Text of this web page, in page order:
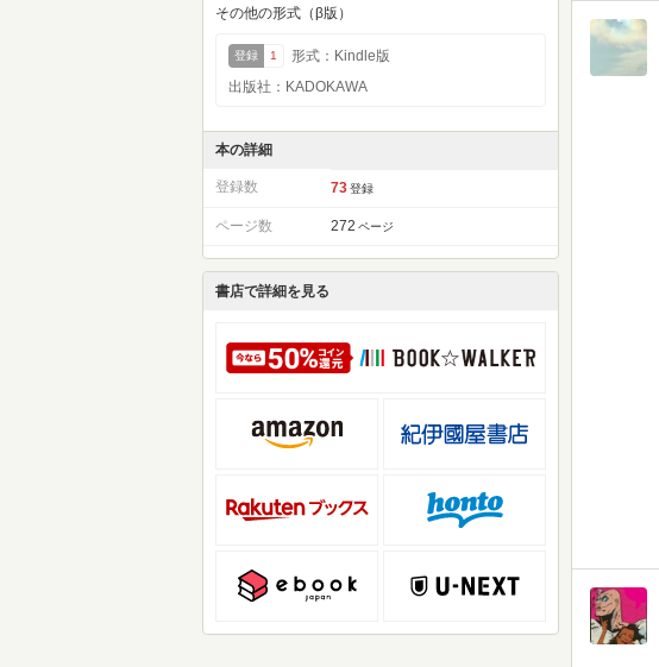
その他の形式（β版）
登録 1
形式：Kindle版
出版社：KADOKAWA
本の詳細
登録数 73 登録
ページ数 272 ページ
書店で詳細を見る